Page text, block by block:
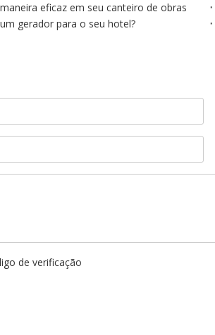
eficaz em seu canteiro de obras
gerador para o seu hotel?